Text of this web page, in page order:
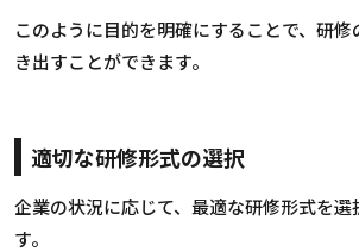
このように目的を明確にすることで、研
き出すことができます。
適切な研修形式の選択
企業の状況に応じて、最適な研修形式を
す。